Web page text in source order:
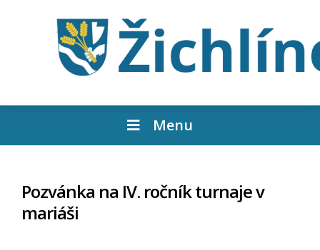
Menu
Pozvánka na IV. ročník turnaje v
mariáši